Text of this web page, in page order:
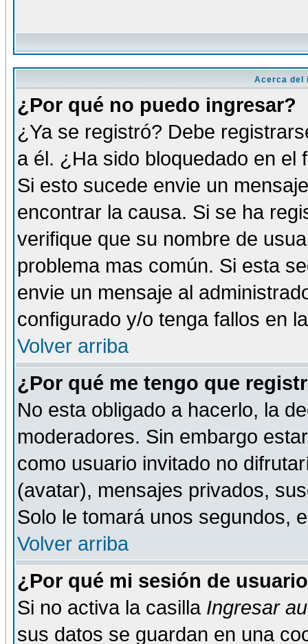
Acerca del
¿Por qué no puedo ingresar?
¿Ya se registró? Debe
a él. ¿Ha sido bloquedado en
Si esto sucede envie un
encontrar la causa. Si se ha
verifique que su nombre de
problema mas común. Si esta
envie un mensaje al
configurado y/o tenga fallos en
Volver arriba
¿Por qué me tengo que
No esta obligado a hacerlo, la
moderadores. Sin embargo
como usuario invitado no
(avatar), mensajes privados,
Solo le tomará unos segundos,
Volver arriba
¿Por qué mi sesión de
Si no activa la casilla Ingresar
sus datos se guardan en una